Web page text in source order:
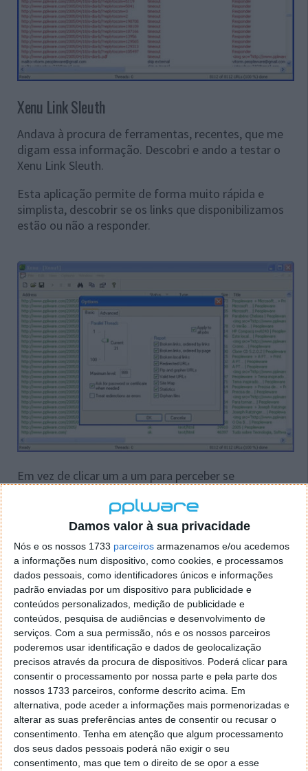
Damos valor à sua privacidade
Nós e os nossos 1733 parceiros armazenamos e/ou acedemos
a informações num dispositivo, como cookies, e processamos
dados pessoais, como identificadores únicos e informações
padrão enviadas por um dispositivo para publicidade e
conteúdos personalizados, medição de publicidade e
conteúdos, pesquisa de audiências e desenvolvimento de
serviços. Com a sua permissão, nós e os nossos parceiros
poderemos usar identificação e dados de geolocalização
precisos através da procura de dispositivos. Poderá clicar para
consentir o processamento por nossa parte e pela parte dos
nossos 1733 parceiros, conforme descrito acima. Em
alternativa, pode aceder a informações mais pormenorizadas e
alterar as suas preferências antes de consentir ou recusar o
consentimento. Tenha em atenção que algum processamento
dos seus dados pessoais poderá não exigir o seu
consentimento, mas que tem o direito de se opor a esse
Xenu Link Sleuth
Andava à procura de ferramentas, recentes, que me
digam essa informação. Descobri e ando a testar o
Xenu Link Sleuth.
Esta aplicação permite de forma muito rápida e
simplista, descobrir se os links que disponibilizamos
estão ou não a responder.
Em vez de clicar um a um para perceber se
várias) fazendo de forma automática um rastreio
aos links directos, a páginas externas, a
redireccionamentos, etc.